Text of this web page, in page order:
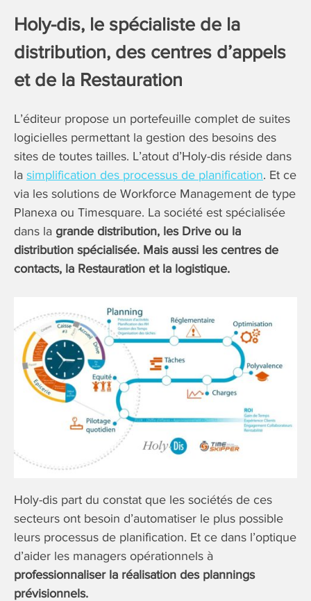
Holy-dis, le spécialiste de la
distribution, des centres d’appels
et de la Restauration
L’éditeur propose un portefeuille complet de suites
logicielles permettant la gestion des besoins des
sites de toutes tailles. L’atout d’Holy-dis réside dans
la simplification des processus de planification. Et ce
via les solutions de Workforce Management de type
Planexa ou Timesquare. La société est spécialisée
dans la grande distribution, les Drive ou la
distribution spécialisée. Mais aussi les centres de
contacts, la Restauration et la logistique.
Holy-dis part du constat que les sociétés de ces
secteurs ont besoin d’automatiser le plus possible
leurs processus de planification. Et ce dans l’optique
d’aider les managers opérationnels à
professionnaliser la réalisation des plannings
prévisionnels.